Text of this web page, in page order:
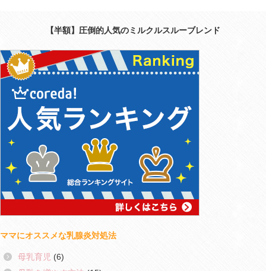
【半額】圧倒的人気のミルクルスルーブレンド
ママにオススメな乳腺炎対処法
母乳育児 (6)